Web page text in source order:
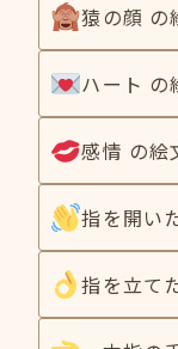
猿の顔 の
ハート の
感情 の絵
指を開い
指を立て